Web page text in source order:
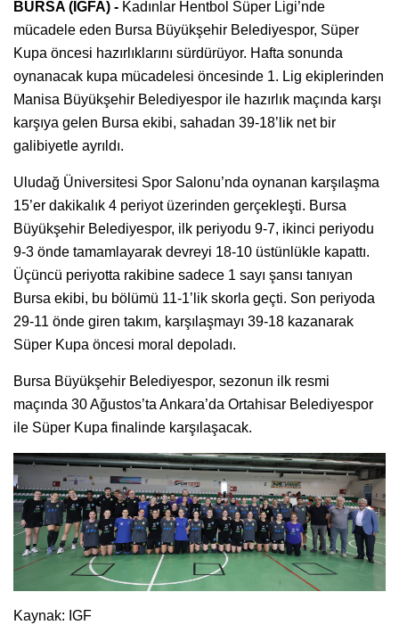
BURSA (İGFA) - Kadınlar Hentbol Süper Ligi’nde
mücadele eden Bursa Büyükşehir Belediyespor, Süper
Kupa öncesi hazırlıklarını sürdürüyor. Hafta sonunda
oynanacak kupa mücadelesi öncesinde 1. Lig ekiplerinden
Manisa Büyükşehir Belediyespor ile hazırlık maçında karşı
karşıya gelen Bursa ekibi, sahadan 39-18’lik net bir
galibiyetle ayrıldı.
Uludağ Üniversitesi Spor Salonu’nda oynanan karşılaşma
15’er dakikalık 4 periyot üzerinden gerçekleşti. Bursa
Büyükşehir Belediyespor, ilk periyodu 9-7, ikinci periyodu
9-3 önde tamamlayarak devreyi 18-10 üstünlükle kapattı.
Üçüncü periyotta rakibine sadece 1 sayı şansı tanıyan
Bursa ekibi, bu bölümü 11-1’lik skorla geçti. Son periyoda
29-11 önde giren takım, karşılaşmayı 39-18 kazanarak
Süper Kupa öncesi moral depoladı.
Bursa Büyükşehir Belediyespor, sezonun ilk resmi
maçında 30 Ağustos’ta Ankara’da Ortahisar Belediyespor
ile Süper Kupa finalinde karşılaşacak.
Kaynak: IGF